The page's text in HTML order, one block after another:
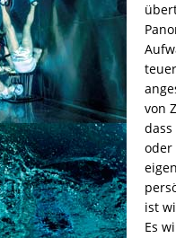
von
oder
ist
Es